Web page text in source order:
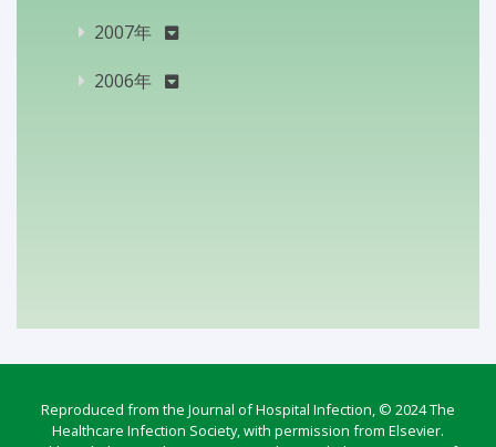
2007年
2006年
Reproduced from the Journal of Hospital Infection, © 2024 The
Healthcare Infection Society, with permission from Elsevier.